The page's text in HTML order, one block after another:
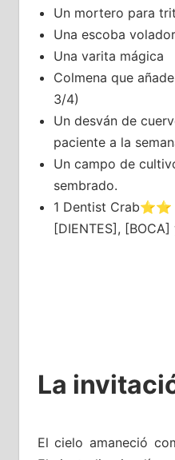
Un mortero para
Una escoba
Una varita mágica
Colmena que
3/4)
Un desván de
paciente a la
Un campo de
sembrado.
1 Dentist
[DIENTES],
La
El cielo amaneció